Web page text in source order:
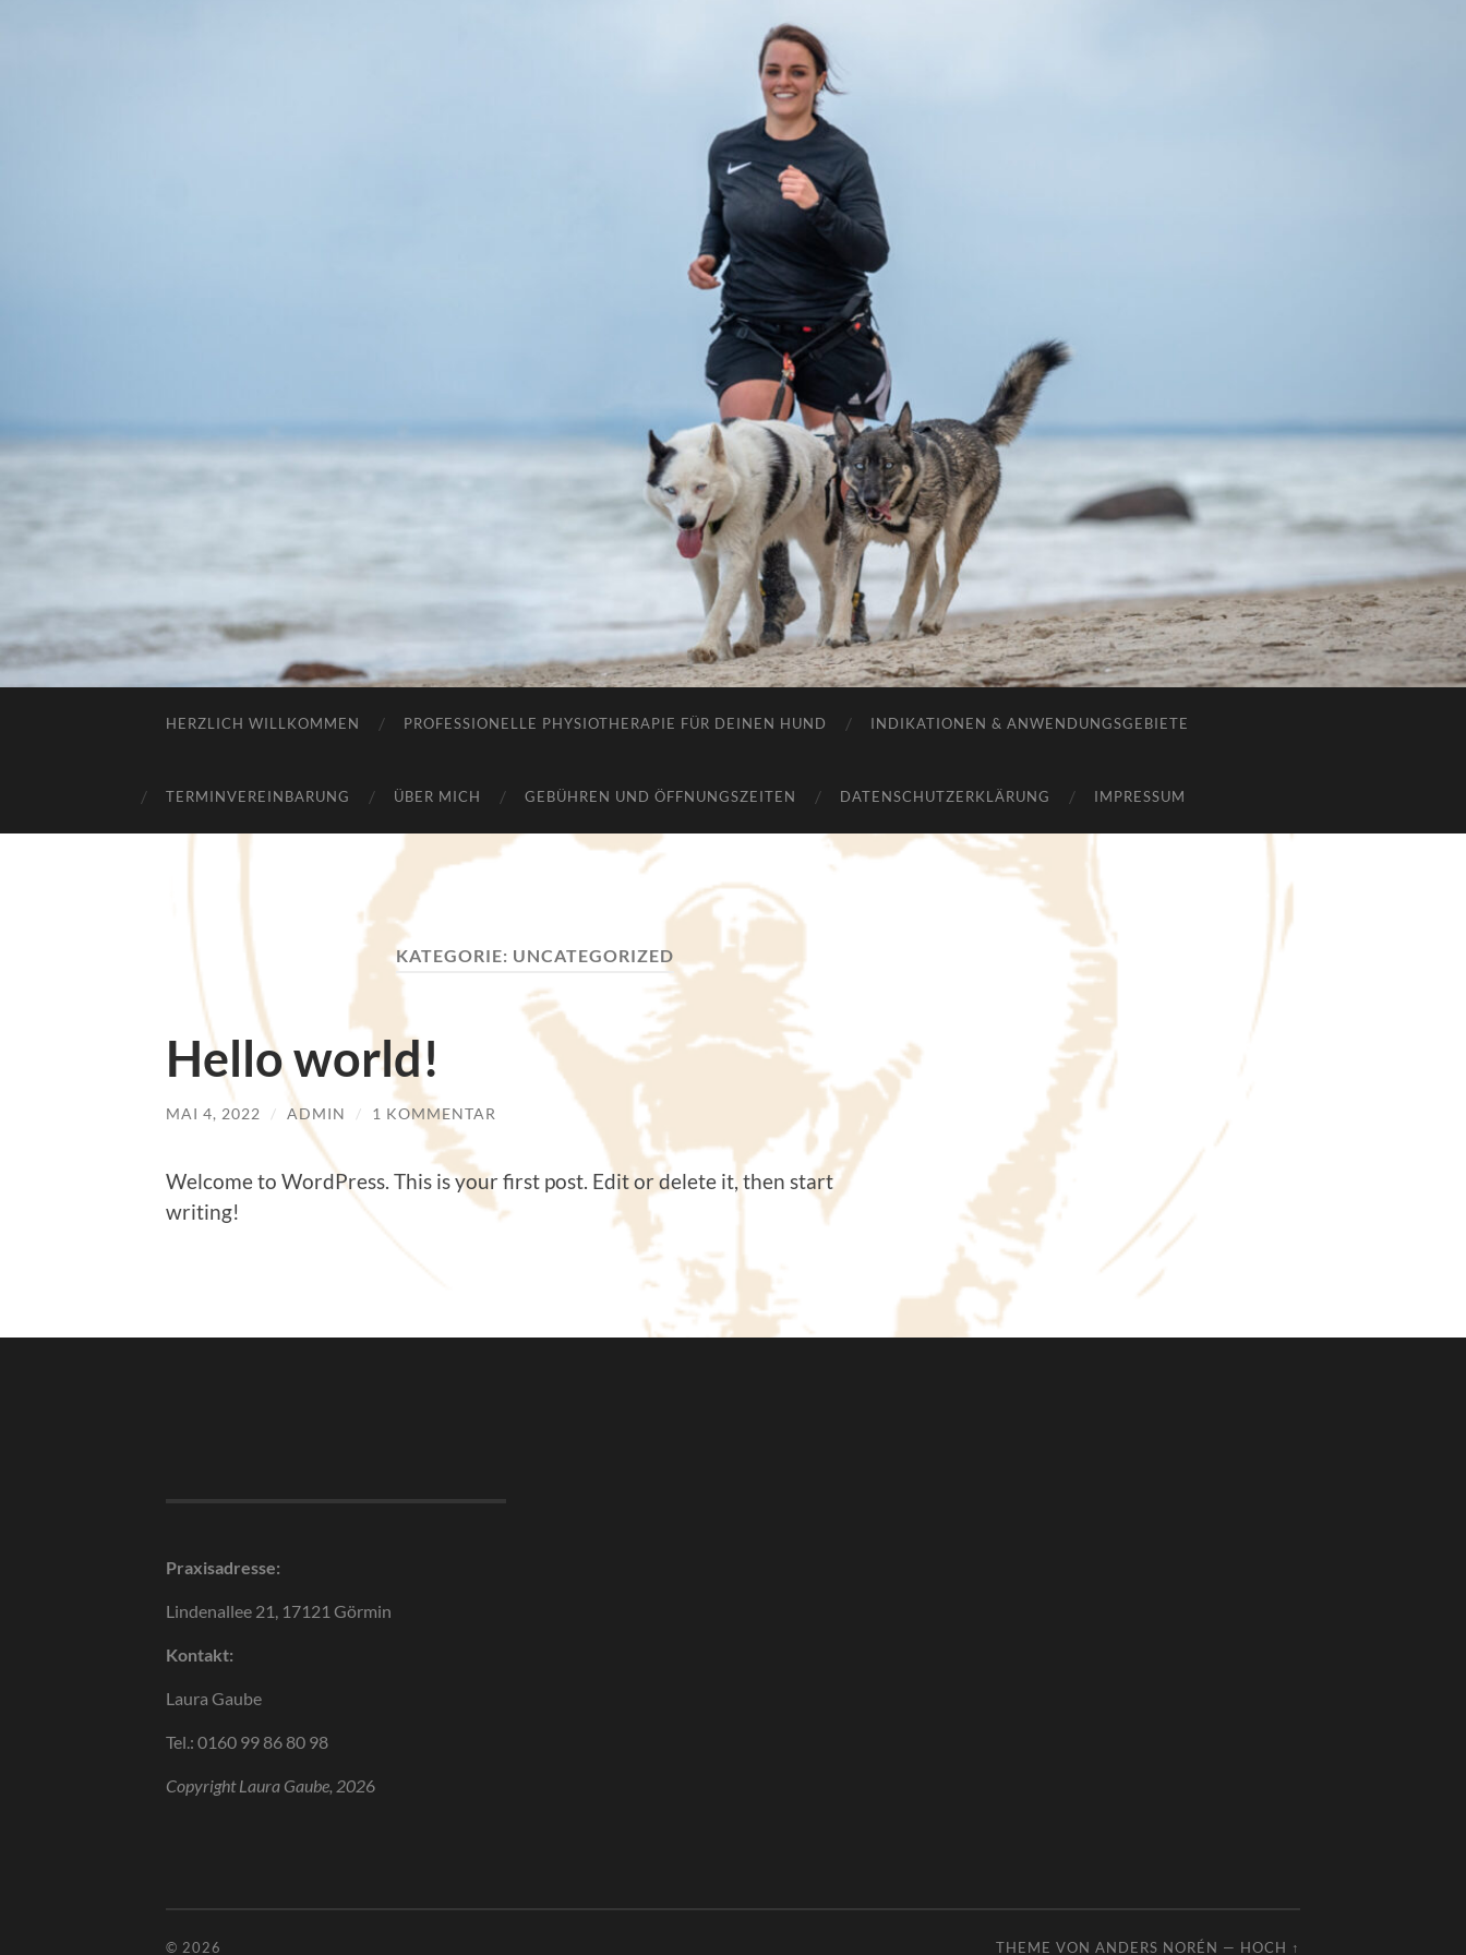
HERZLICH WILLKOMMEN PROFESSIONELLE PHYSIOTHERAPIE FÜR DEINEN HUND INDIKATIONEN & ANWENDUNGSGEBIETE
TERMINVEREINBARUNG ÜBER MICH GEBÜHREN UND ÖFFNUNGSZEITEN DATENSCHUTZERKLÄRUNG IMPRESSUM
KATEGORIE: UNCATEGORIZED
Hello world!
MAI 4, 2022 / ADMIN / 1 KOMMENTAR
Welcome to WordPress. This is your first post. Edit or delete it, then start
writing!
Praxisadresse:
Lindenallee 21, 17121 Görmin
Kontakt:
Laura Gaube
Tel.: 0160 99 86 80 98
Copyright Laura Gaube, 2026
© 2026 THEME VON ANDERS NORÉN — HOCH ↑